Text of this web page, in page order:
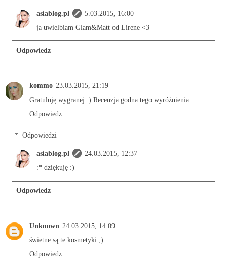
asiablog.pl
5.03.2015, 16:00
ja uwielbiam Glam&Matt od Lirene <3
Odpowiedz
kommo 23.03.2015, 21:19
Gratuluję wygranej :) Recenzja godna tego wyróżnienia.
Odpowiedz
Odpowiedzi
asiablog.pl
24.03.2015, 12:37
:* dziękuję :)
Odpowiedz
Unknown 24.03.2015, 14:09
świetne są te kosmetyki ;)
Odpowiedz